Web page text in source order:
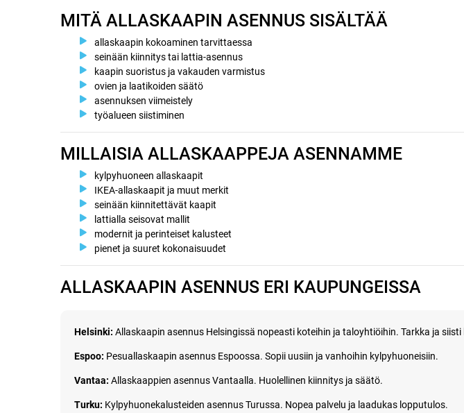
MITÄ ALLASKAAPIN ASENNUS SISÄLTÄÄ
allaskaapin kokoaminen tarvittaessa
seinään kiinnitys tai lattia-asennus
kaapin suoristus ja vakauden varmistus
ovien ja laatikoiden säätö
asennuksen viimeistely
työalueen siistiminen
MILLAISIA ALLASKAAPPEJA ASENNAMME
kylpyhuoneen allaskaapit
IKEA-allaskaapit ja muut merkit
seinään kiinnitettävät kaapit
lattialla seisovat mallit
modernit ja perinteiset kalusteet
pienet ja suuret kokonaisuudet
ALLASKAAPIN ASENNUS ERI KAUPUNGEISSA
Helsinki: Allaskaapin asennus Helsingissä nopeasti koteihin ja taloyhtiöihin. Tarkka ja
Espoo: Pesuallaskaapin asennus Espoossa. Sopii uusiin ja vanhoihin kylpyhuoneisiin.
Vantaa: Allaskaappien asennus Vantaalla. Huolellinen kiinnitys ja säätö.
Turku: Kylpyhuonekalusteiden asennus Turussa. Nopea palvelu ja laadukas lopputulos.